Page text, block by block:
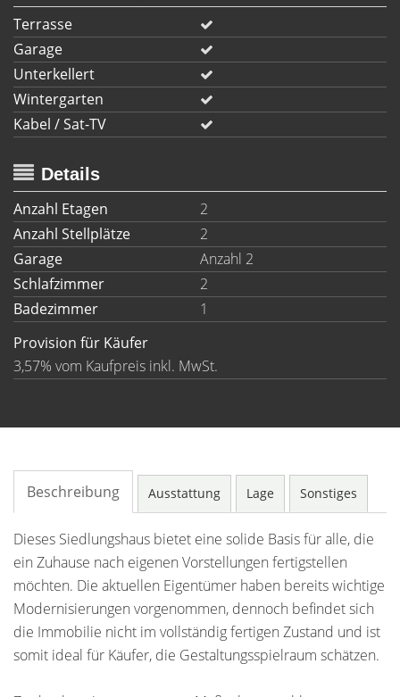
Terrasse
Garage
Unterkellert
Wintergarten
Kabel / Sat-TV
Details
Anzahl Etagen
2
Anzahl Stellplätze
2
Garage
Anzahl 2
Schlafzimmer
2
Badezimmer
1
Provision für Käufer
3,57% vom Kaufpreis inkl. MwSt.
Beschreibung Ausstattung Lage Sonstiges
Dieses Siedlungshaus bietet eine solide Basis für alle, die
ein Zuhause nach eigenen Vorstellungen fertigstellen
möchten. Die aktuellen Eigentümer haben bereits wichtige
Modernisierungen vorgenommen, dennoch befindet sich
die Immobilie nicht im vollständig fertigen Zustand und ist
somit ideal für Käufer, die Gestaltungsspielraum schätzen.